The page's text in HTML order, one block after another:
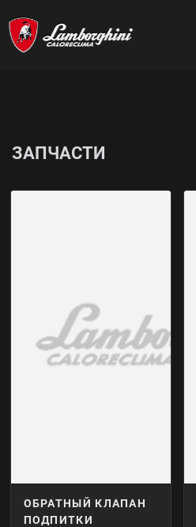
ЗАПЧАСТИ
ОБРАТНЫЙ КЛАПАН
ПОДПИТКИ